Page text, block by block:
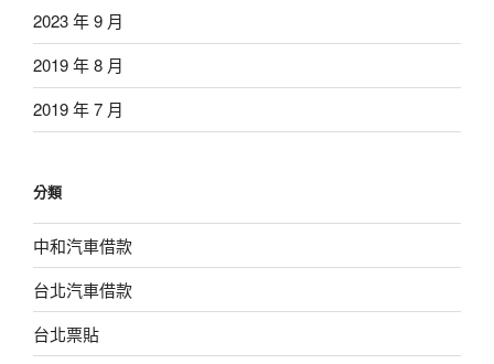
2023 年 9 月
2019 年 8 月
2019 年 7 月
分類
中和汽車借款
台北汽車借款
台北票貼